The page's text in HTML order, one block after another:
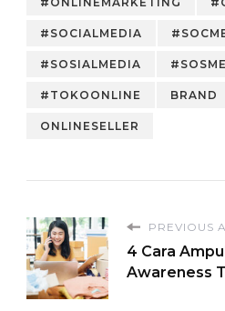
#SOCIALMEDIA
#SOSIALMEDIA
#TOKOONLINE BRAND
ONLINESELLER
PREVIOUS
4 Cara
Awareness